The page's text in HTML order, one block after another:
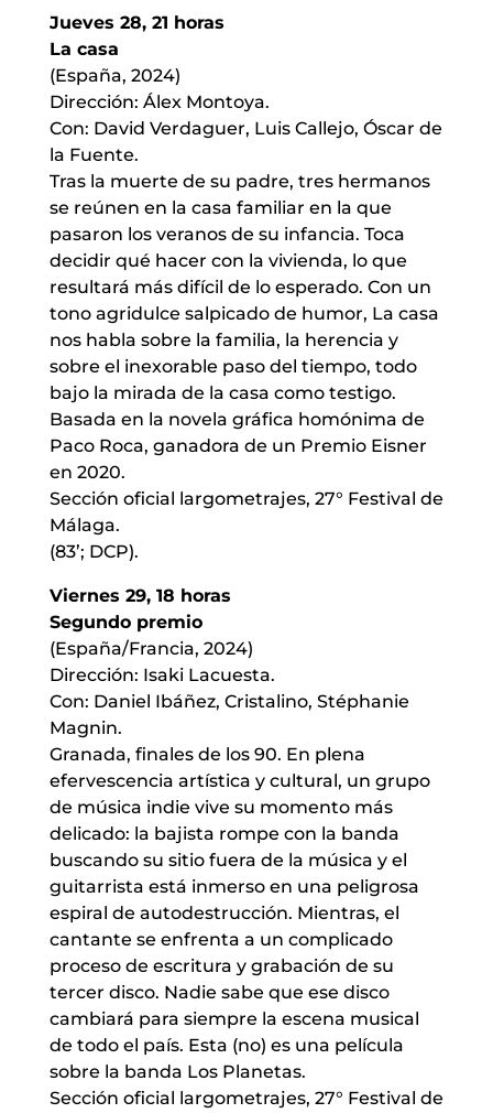
Jueves 28, 21 horas
La casa
(España, 2024)
Dirección: Álex Montoya.
Con: David Verdaguer, Luis Callejo, Óscar de
la Fuente.
Tras la muerte de su padre, tres hermanos
se reúnen en la casa familiar en la que
pasaron los veranos de su infancia. Toca
decidir qué hacer con la vivienda, lo que
resultará más difícil de lo esperado. Con un
tono agridulce salpicado de humor, La casa
nos habla sobre la familia, la herencia y
sobre el inexorable paso del tiempo, todo
bajo la mirada de la casa como testigo.
Basada en la novela gráfica homónima de
Paco Roca, ganadora de un Premio Eisner
en 2020.
Sección oficial largometrajes, 27° Festival de
Málaga.
(83’; DCP).
Viernes 29, 18 horas
Segundo premio
(España/Francia, 2024)
Dirección: Isaki Lacuesta.
Con: Daniel Ibáñez, Cristalino, Stéphanie
Magnin.
Granada, finales de los 90. En plena
efervescencia artística y cultural, un grupo
de música indie vive su momento más
delicado: la bajista rompe con la banda
buscando su sitio fuera de la música y el
guitarrista está inmerso en una peligrosa
espiral de autodestrucción. Mientras, el
cantante se enfrenta a un complicado
proceso de escritura y grabación de su
tercer disco. Nadie sabe que ese disco
cambiará para siempre la escena musical
de todo el país. Esta (no) es una película
sobre la banda Los Planetas.
Sección oficial largometrajes, 27° Festival de